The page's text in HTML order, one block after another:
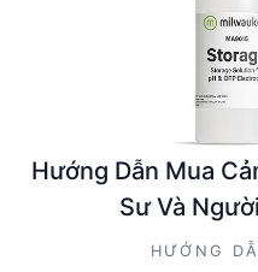
Hướng Dẫn Mua
Sư Và
HƯỚNG